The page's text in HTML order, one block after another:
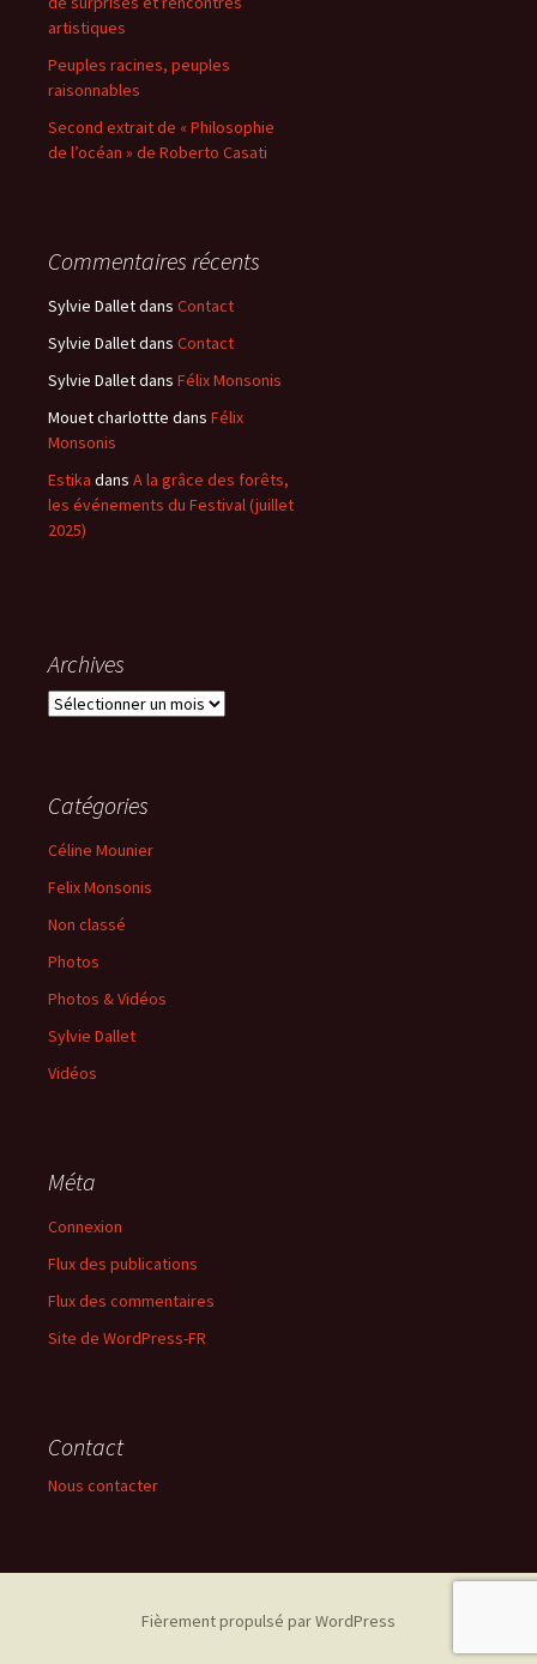
artistiques
Peuples racines, peuples
raisonnables
Second extrait de « Philosophie
de l’océan » de Roberto Casati
Commentaires récents
Sylvie Dalletdans Contact
Sylvie Dalletdans Contact
Sylvie Dalletdans Félix Monsonis
Mouet charlottte dans Félix
Monsonis
Estika dans A la grâce des forêts,
les événements du Festival (juillet
2025)
Archives
Archives
Catégories
Céline Mounier
Felix Monsonis
Non classé
Photos
Photos & Vidéos
Sylvie Dallet
Vidéos
Méta
Connexion
Flux des publications
Flux des commentaires
Site de WordPress-FR
Contact
Nous contacter
Fièrement propulsé par WordPress